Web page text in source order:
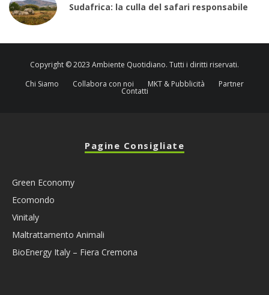
Sudafrica: la culla del safari responsabile
Copyright © 2023 Ambiente Quotidiano. Tutti i diritti riservati.
Chi Siamo
Collabora con noi MKT & Pubblicità Partner
Contatti
Pagine Consigliate
Green Economy
Ecomondo
Vinitaly
Maltrattamento Animali
BioEnergy Italy – Fiera Cremona